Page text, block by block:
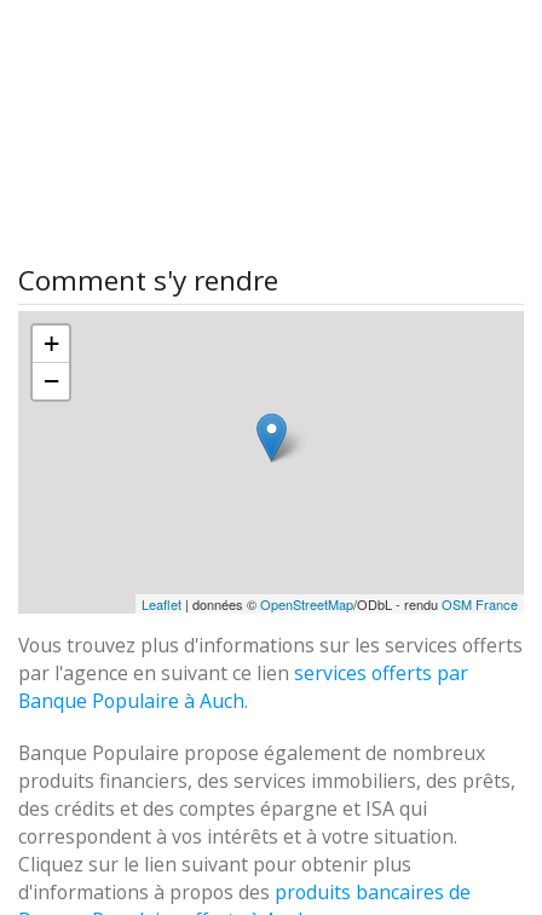
Comment s'y rendre
+
−
Leaflet | données ©OpenStreetMap/ODbL - renduOSM France
Vous trouvez plus d'informations sur les services offerts
par l'agence en suivant ce lien services offerts par
Banque Populaire à Auch.
Banque Populaire propose également de nombreux
produits financiers, des services immobiliers, des prêts,
des crédits et des comptes épargne et ISA qui
correspondent à vos intérêts et à votre situation.
Cliquez sur le lien suivant pour obtenir plus
d'informations à propos des produits bancaires de